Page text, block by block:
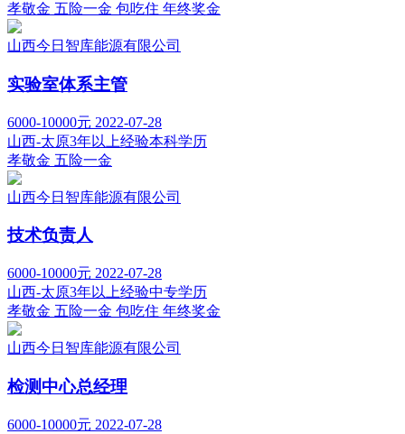
孝敬金 五险一金 包吃住 年终奖金
山西今日智库能源有限公司
实验室体系主管
6000-10000元 2022-07-28
山西-太原3年以上经验本科学历
孝敬金 五险一金
山西今日智库能源有限公司
技术负责人
6000-10000元 2022-07-28
山西-太原3年以上经验中专学历
孝敬金 五险一金 包吃住 年终奖金
山西今日智库能源有限公司
检测中心总经理
6000-10000元 2022-07-28